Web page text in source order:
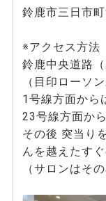
鈴鹿市三日市
※アクセス方法
鈴鹿中央道路
（目印ローソ
1号線方面から
23号線方面か
その後 突当り
んを越えたす
（サロンはその